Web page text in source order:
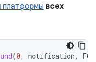
платформы всех
(0, notification,